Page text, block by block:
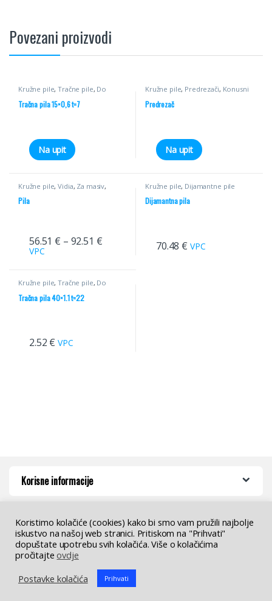
Povezani proizvodi
Kružne pile,Tračne pile, Do
Tračna pila 15×0,6 t=7
Na upit
Kružne pile, Predrezači, Konusni
Predrezač
Na upit
Kružne pile,Vidia, Za masiv,
Poprečni rez Pile
Pila
56.51 € – 92.51 €
VPC
Kružne pile, Dijamantne pile
Dijamantna pila
70.48 € VPC
Kružne pile,Tračne pile, Do
Tračna pila 40×1.1 t=22
2.52 € VPC
Korisne informacije
Imate pitanja ? Nazovite nas!
+385 (01) 2983 130
Koristimo kolačiće (cookies) kako bi smo vam pružili najbolje
iskustvo na našoj web stranici. Pritiskom na "Prihvati"
dopuštate upotrebu svih kolačića. Više o kolačićima
pročitajteovdje
Postavke kolačića
Prihvati